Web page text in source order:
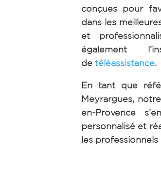
conçues pour
dans les
et
également
de téléassistance.
En tant que
Meyrargues,
en-Provence
personnalisé et
les professionnels